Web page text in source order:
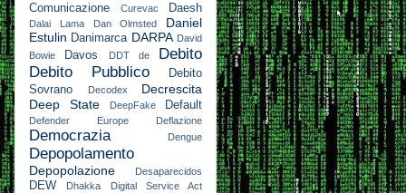
Comunicazione
Curevac Daesh
Dalai Lama Dan Olmsted
Daniel
Estulin Danimarca DARPA David
Bowie
Davos DDT de
Debito
Debito Pubblico
Debito
Sovrano
Decodex
Decrescita
Deep State
DeepFake Default
Defender Europe Deflazione
Democrazia Dengue
Depopolamento
Depopolazione Desaparecidos
DEW Dhakka Digital Service Act